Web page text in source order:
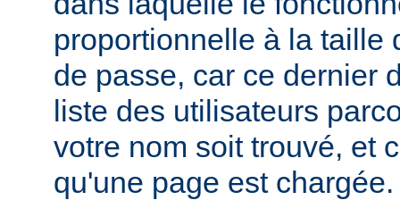
proportionnelle à la taille
de passe, car ce dernier
liste des utilisateurs
votre nom soit trouvé, et
qu'une page est chargée.